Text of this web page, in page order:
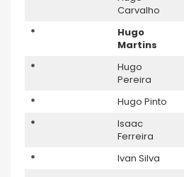
Carvalho
*
Hugo
Martins
*
Hugo
Pereira
* Hugo Pinto
*
Isaac
Ferreira
* Ivan Silva